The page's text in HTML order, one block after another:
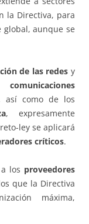
la Directiva, para
aunque se
de las redes y
así como de los
, expresamente
ley se aplicará
críticos.
los proveedores
que la Directiva
máxima,